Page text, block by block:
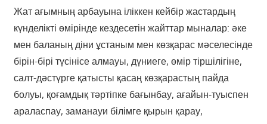
Жат ағымның арбауына іліккен кейбір жастардың
күнделікті өмірінде кездесетін жайттар мыналар: әке
мен баланың діни ұстаным мен көзқарас мәселесінде
бірін-бірі түсінісе алмауы, дүниеге, өмір тіршілігіне,
салт-дәстүрге қатысты қасаң көзқарастың пайда
болуы, қоғамдық тәртіпке бағынбау, ағайын-туыспен
араласпау, заманауи білімге қырын қарау,